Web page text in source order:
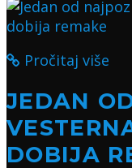
Pročitaj više
JEDAN
DOBIJA